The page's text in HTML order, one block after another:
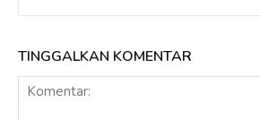
TINGGALKAN KOMENTAR